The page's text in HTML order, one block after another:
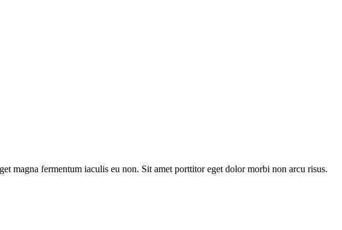
magna fermentum iaculis eu non. Sit amet porttitor eget dolor morbi non arcu risus.